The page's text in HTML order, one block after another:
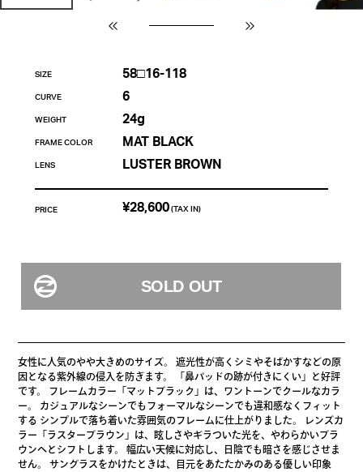
SIZE 58□16-118
CURVE 6
WEIGHT 24g
FRAME COLOR MAT BLACK
LENS LUSTER BROWN
PRICE ¥28,600 (TAX IN)
女性に人気のやや大きめのサイズ。 遮光性が高くシミやそばかすなどの原
因となる紫外線の侵入を防ぎます。 「鼻パッドの跡が付きにくい」と好評
です。 フレームカラー「マットブラック」は、ワントーンでクールなカラ
ー。 カジュアルなシーンでもフォーマルなシーンでも違和感なくフィット
する シンプルで落ち着いた雰囲気のフレームに仕上がりました。 レンズカ
ラー「ラスターブラウン」は、眩しさやギラついた光を、やわらかいブラ
ウンへとシフトします。 幅広い天候に対応し、日陰でも暗さを感じさせま
せん。 サングラスをかけたときは、目元をあたたかみのある優しい印象